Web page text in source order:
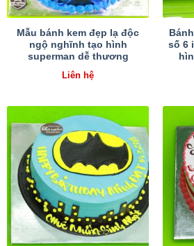
Mẫu bánh kem đẹp lạ độc
ngộ nghĩnh tạo hình
superman dễ thương
Liên hệ
số 6